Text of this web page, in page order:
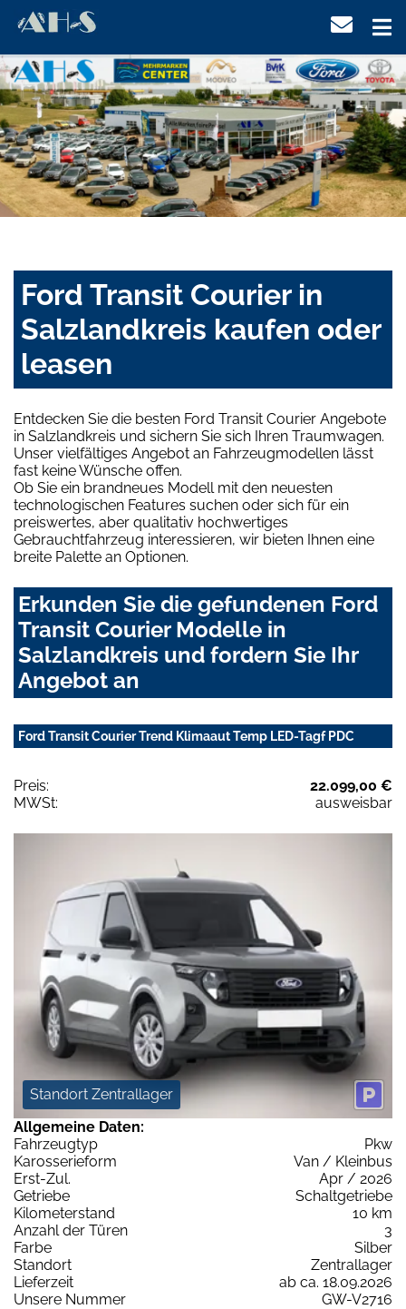
Ford Transit Courier in
Salzlandkreis kaufen oder
leasen
Entdecken Sie die besten Ford Transit Courier Angebote
in Salzlandkreis und sichern Sie sich Ihren Traumwagen.
Unser vielfältiges Angebot an Fahrzeugmodellen lässt
fast keine Wünsche offen.
Ob Sie ein brandneues Modell mit den neuesten
technologischen Features suchen oder sich für ein
preiswertes, aber qualitativ hochwertiges
Gebrauchtfahrzeug interessieren, wir bieten Ihnen eine
breite Palette an Optionen.
Erkunden Sie die gefundenen Ford
Transit Courier Modelle in
Salzlandkreis und fordern Sie Ihr
Angebot an
Ford Transit Courier Trend Klimaaut Temp LED-Tagf PDC
Preis:
22.099,00 €
MWSt:
ausweisbar
Standort Zentrallager
Allgemeine Daten:
Fahrzeugtyp
Pkw
Karosserieform
Van / Kleinbus
Erst-Zul.
Apr / 2026
Getriebe
Schaltgetriebe
Kilometerstand
10 km
Anzahl der Türen
3
Farbe
Silber
Standort
Zentrallager
Lieferzeit
ab ca. 18.09.2026
Unsere Nummer
GW-V2716